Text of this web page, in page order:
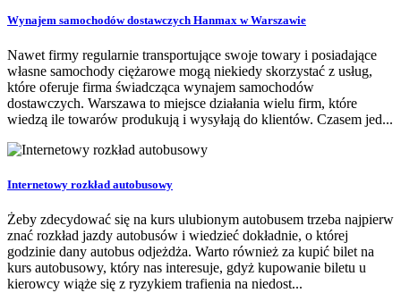
Wynajem samochodów dostawczych Hanmax w Warszawie
Nawet firmy regularnie transportujące swoje towary i posiadające
własne samochody ciężarowe mogą niekiedy skorzystać z usług,
które oferuje firma świadcząca wynajem samochodów
dostawczych. Warszawa to miejsce działania wielu firm, które
wiedzą ile towarów produkują i wysyłają do klientów. Czasem jed...
Internetowy rozkład autobusowy
Żeby zdecydować się na kurs ulubionym autobusem trzeba najpierw
znać rozkład jazdy autobusów i wiedzieć dokładnie, o której
godzinie dany autobus odjeżdża. Warto również za kupić bilet na
kurs autobusowy, który nas interesuje, gdyż kupowanie biletu u
kierowcy wiąże się z ryzykiem trafienia na niedost...